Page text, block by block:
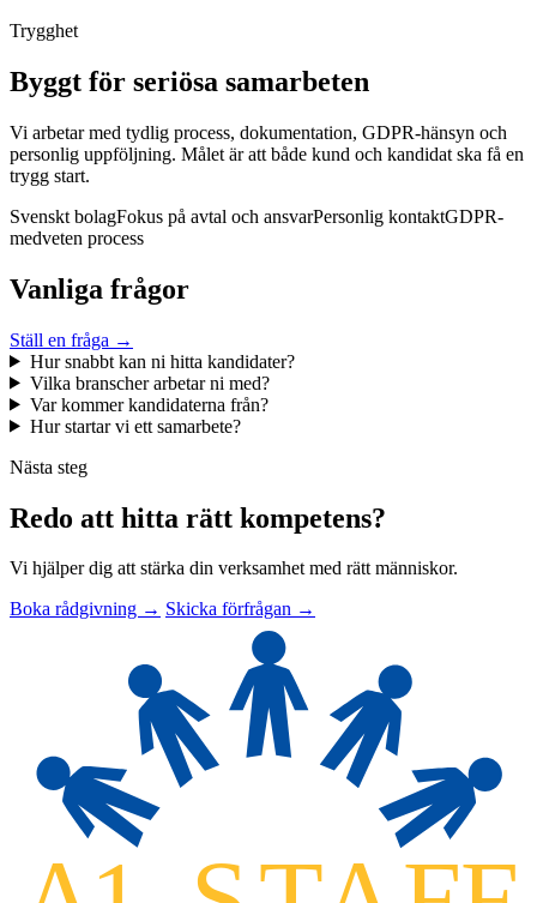
Trygghet
Byggt för seriösa samarbeten
Vi arbetar med tydlig process, dokumentation, GDPR-hänsyn och
personlig uppföljning. Målet är att både kund och kandidat ska få en
trygg start.
Svenskt bolagFokus på avtal och ansvarPersonlig kontaktGDPR-
medveten process
Vanliga frågor
Ställ en fråga →
Hur snabbt kan ni hitta kandidater?
Vilka branscher arbetar ni med?
Var kommer kandidaterna från?
Hur startar vi ett samarbete?
Nästa steg
Redo att hitta rätt kompetens?
Vi hjälper dig att stärka din verksamhet med rätt människor.
Boka rådgivning → Skicka förfrågan →